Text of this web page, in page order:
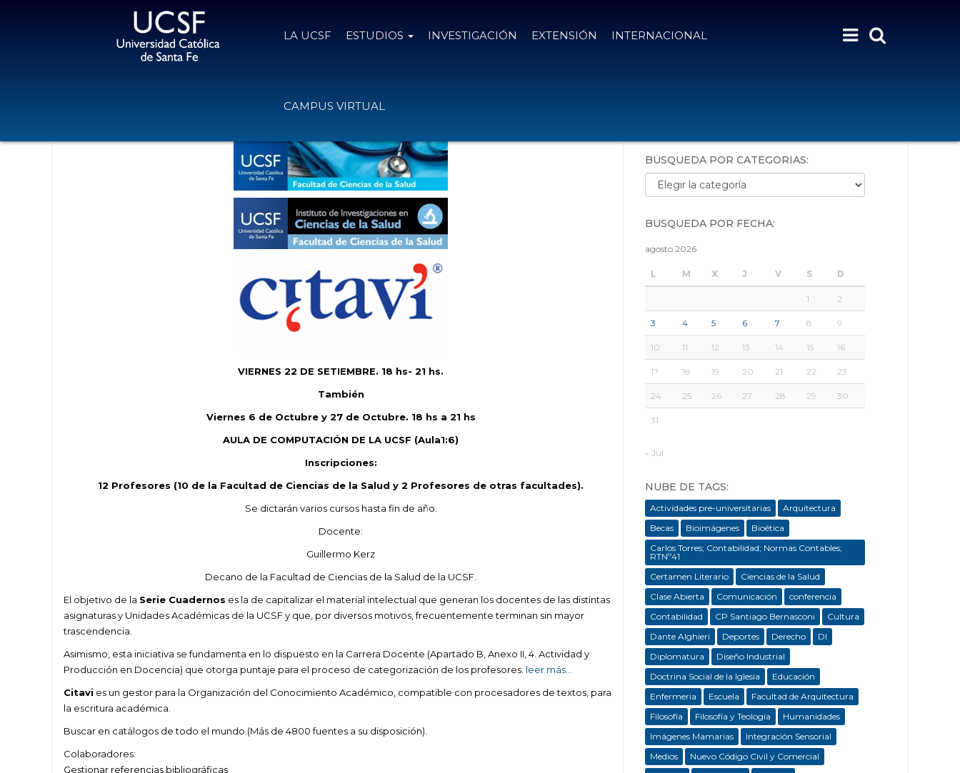
LA UCSF ESTUDIOS INVESTIGACIÓN EXTENSIÓN INTERNACIONAL
CAMPUS VIRTUAL
VIERNES 22 DE SETIEMBRE. 18 hs- 21 hs.
También
Viernes 6 de Octubre y 27 de Octubre. 18 hs a 21 hs
AULA DE COMPUTACIÓN DE LA UCSF (Aula1:6)
Inscripciones:
12 Profesores (10 de la Facultad de Ciencias de la Salud y 2 Profesores de otras facultades).
Se dictarán varios cursos hasta fin de año.
Docente:
Guillermo Kerz
Decano de la Facultad de Ciencias de la Salud de la UCSF.
El objetivo de la Serie Cuadernos es la de capitalizar el material intelectual que generan los docentes de las distintas
asignaturas y Unidades Académicas de la UCSF y que, por diversos motivos, frecuentemente terminan sin mayor
trascendencia.
Asimismo, esta iniciativa se fundamenta en lo dispuesto en la Carrera Docente (Apartado B, Anexo II, 4. Actividad y
Producción en Docencia) que otorga puntaje para el proceso de categorización de los profesores. leer más…
Citavi es un gestor para la Organización del Conocimiento Académico, compatible con procesadores de textos, para
la escritura académica.
Buscar en catálogos de todo el mundo.(Más de 4800fuentes a su disposición).
Colaboradores:
Gestionar referencias bibliográficas
BÚSQUEDA POR CATEGORÍAS:
Búsqueda por categorías:
BÚSQUEDA POR FECHA:
agosto 2026
L M X J V S D
1 2
3 4 5 6 7 8 9
10 11 12 13 14 15 16
17 18 19 20 21 22 23
24 25 26 27 28 29 30
31
« Jul
NUBE DE TAGS:
Actividades pre-universitarias
Arquitectura
Becas
Bioimágenes
Bioética
Carlos Torres; Contabilidad; Normas Contables;
RTNº41
Certamen Literario
Ciencias de la Salud
Clase Abierta
Comunicación
conferencia
Contabilidad
CP Santiago Bernasconi
Cultura
Dante Alghieri
Deportes Derecho
DI
Diplomatura
Diseño Industrial
Doctrina Social de la Iglesia
Educación
Enfermeria
Escuela
Facultad de Arquitectura
Filosofía
Filosofía y Teología
Humanidades
Imágenes Mamarias
Integración Sensorial
Medios
Nuevo Código Civil y Comercial